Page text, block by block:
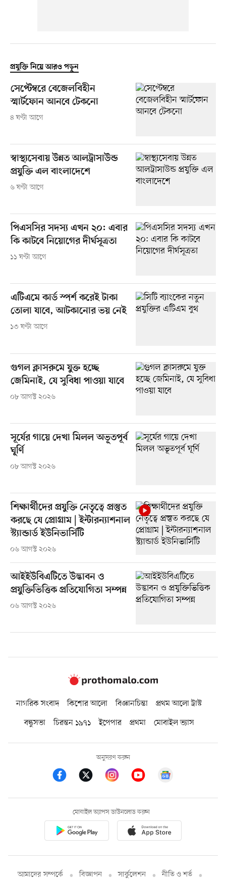
প্রযুক্তি নিয়ে আরও পড়ুন
সেপ্টেম্বরে বেজেলবিহীন
স্মার্টফোন আনবে টেকনো
৪ ঘণ্টা আগে
স্বাস্থ্যসেবায় উন্নত আলট্রাসাউন্ড
প্রযুক্তি এল বাংলাদেশে
৬ ঘণ্টা আগে
পিএসসির সদস্য এখন ২০: এবার
কি কাটবে নিয়োগের দীর্ঘসূত্রতা
১১ ঘণ্টা আগে
এটিএমে কার্ড স্পর্শ করেই টাকা
তোলা যাবে, আটকানোর ভয় নেই
১৩ ঘণ্টা আগে
গুগল ক্লাসরুমে যুক্ত হচ্ছে
জেমিনাই, যে সুবিধা পাওয়া যাবে
০৮ আগস্ট ২০২৬
সূর্যের গায়ে দেখা মিলল অভূতপূর্ব
ঘূর্ণি
০৮ আগস্ট ২০২৬
শিক্ষার্থীদের প্রযুক্তি নেতৃত্বে প্রস্তুত
করছে যে প্রোগ্রাম | ইন্টারন্যাশনাল
স্ট্যান্ডার্ড ইউনিভার্সিটি
০৬ আগস্ট ২০২৬
আইইউবিএটিতে উদ্ভাবন ও
প্রযুক্তিভিত্তিক প্রতিযোগিতা সম্পন্ন
০৬ আগস্ট ২০২৬
নাগরিক সংবাদ কিশোর আলো বিজ্ঞানচিন্তা
প্রথম আলো ট্রাস্ট
বন্ধুসভা
চিরন্তন ১৯৭১ ইপেপার প্রথমা মোবাইল ভ্যাস
অনুসরণ করুন
মোবাইল অ্যাপস ডাউনলোড করুন
আমাদের সম্পর্কে বিজ্ঞাপন সার্কুলেশন নীতি ও শর্ত